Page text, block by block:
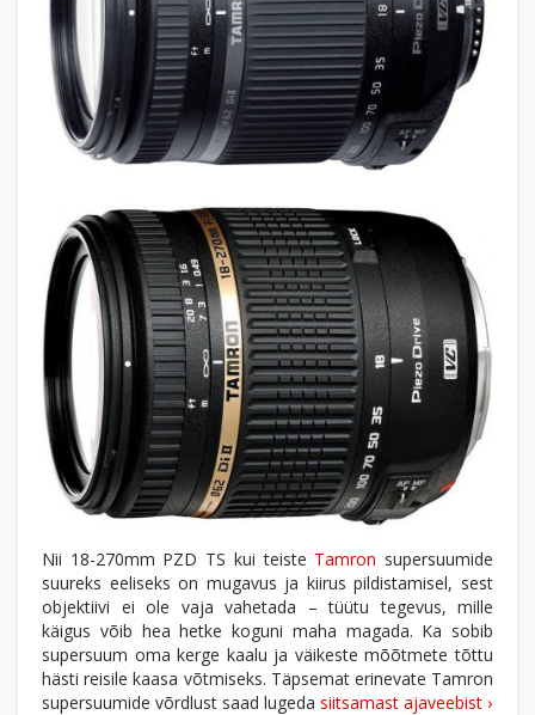
Nii 18-270mm PZD TS kui teiste Tamron supersuumide
suureks eeliseks on mugavus ja kiirus pildistamisel, sest
objektiivi ei ole vaja vahetada – tüütu tegevus, mille
käigus võib hea hetke koguni maha magada. Ka sobib
supersuum oma kerge kaalu ja väikeste mõõtmete tõttu
hästi reisile kaasa võtmiseks. Täpsemat erinevate Tamron
supersuumide võrdlust saad lugeda siitsamast ajaveebist ›